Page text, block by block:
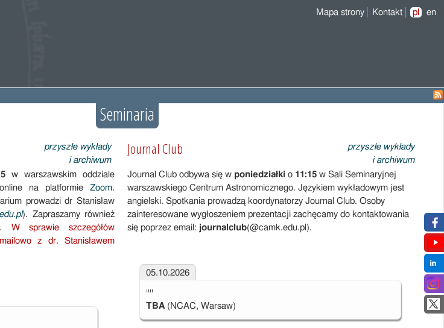
Mapa strony Kontakt pl en
Seminaria
przyszłe wykłady
i archiwum
w warszawskim oddziale
na platformieZoom.
prowadzi dr Stanisław
). Zapraszamy również
W sprawie szczegółów
z dr. Stanisławem
Journal Club
przyszłe wykłady
i archiwum
Journal Club odbywa się w poniedziałkio 11:15 w Sali Seminaryjnej
warszawskiego Centrum Astronomicznego. Językiem wykładowym jest
angielski. Spotkania prowadzą koordynatorzy Journal Club. Osoby
zainteresowane wygłoszeniem prezentacji zachęcamy do kontaktowania
się poprzez email: journalclub(@camk.edu.pl).
05.10.2026
""
TBA(NCAC, Warsaw)